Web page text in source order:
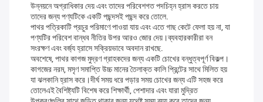
উন্নয়নে অগ্রাধিকার দেয় এবং তাদের পরিবেশগত পদচিহ্ন হ্রাস করতে চায়
তাদের জন্য পণ্যটিকে একটি পছন্দসই পছন্দ করে তোলে.
পাথর পত্রিকাটি প্রচুর পরিমাণে পাওয়া যায় এবং এতে গাছ কেটে ফেলা হয় না, যা
পণ্যটির পরিবেশ বান্ধব নীতির উপর আরও জোর দেয়।ব্যবহারকারীরা বন
সংরক্ষণ এবং বর্জ্য হ্রাসে সক্রিয়ভাবে অবদান রাখছে.
অবশেষে, পাথর কাগজ মুদ্রণ গ্রাহকদের জন্য একটি চোখের বন্ধুত্বপূর্ণ বিকল্প।
কাগজের নরম, মসৃণ সমাপ্তি উচ্চ মানের তৈলাক্ত কালি প্রিন্টের সাথে মিলিত হয়
যা ঝলকানি হ্রাস করে।দীর্ঘ সময় ধরে পড়ার সময় চোখের জন্য এটি সহজ করে
তোলেএই বৈশিষ্ট্যটি বিশেষ করে শিক্ষার্থী, পেশাদার এবং যারা মুদ্রিত